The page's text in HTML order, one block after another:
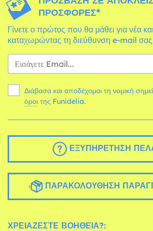
ΠΡΟΣΦΟΡΈΣ*
Γίνετε ο πρώτος που θα μάθει για νέα
καταχωρώντας τη διεύθυνση e-mail
Διάβασα και αποδέχομαι τη νομική
όροι της Funidelia.
ΕΞΥΠΗΡΈΤΗΣΗ
ΠΑΡΑΚΟΛΟΎΘΗΣΗ
ΧΡΕΙΆΖΕΣΤΕ ΒΟΉΘΕΙΑ?: